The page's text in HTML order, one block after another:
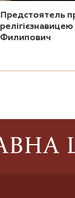
Предстоятель
Филипович